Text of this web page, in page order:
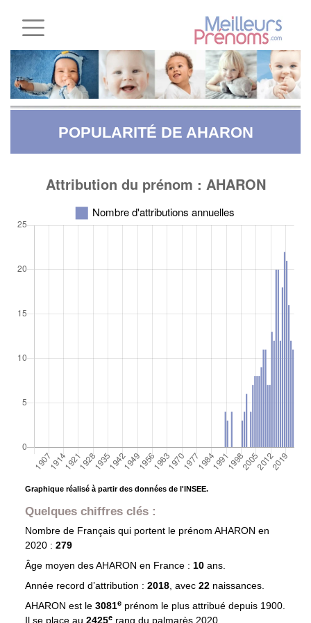
POPULARITÉ DE AHARON
Graphique réalisé à partir des données de l'INSEE.
Quelques chiffres clés :
Nombre de Français qui portent le prénom AHARON en
2020 : 279
Âge moyen desAHARON en France : 10 ans.
Année record d’attribution : 2018, avec 22 naissances.
AHARON est le 3081eprénom le plus attribué depuis 1900.
Il se place au 2425e rang du palmarès 2020.